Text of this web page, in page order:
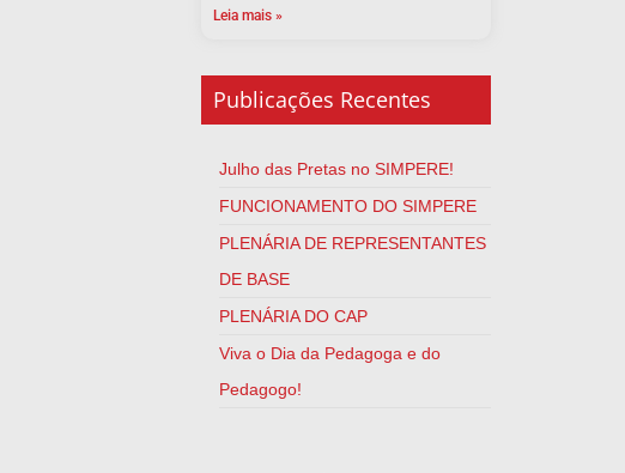
Leia mais »
Publicações Recentes
Julho das Pretas no SIMPERE!
FUNCIONAMENTO DO SIMPERE
PLENÁRIA DE REPRESENTANTES
DE BASE
PLENÁRIA DO CAP
Viva o Dia da Pedagoga e do
Pedagogo!